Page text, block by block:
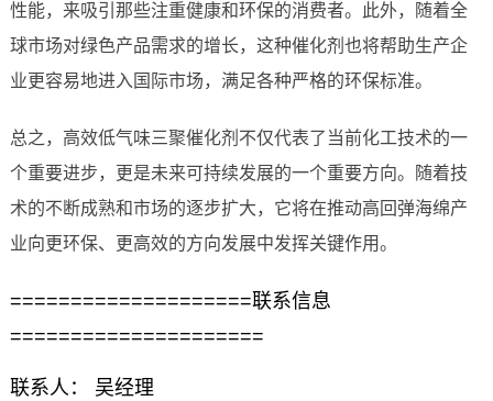
性能，来吸引那些注重健康和环保的消费者。此外，随着全
球市场对绿色产品需求的增长，这种催化剂也将帮助生产企
业更容易地进入国际市场，满足各种严格的环保标准。
总之，高效低气味三聚催化剂不仅代表了当前化工技术的一
个重要进步，更是未来可持续发展的一个重要方向。随着技
术的不断成熟和市场的逐步扩大，它将在推动高回弹海绵产
业向更环保、更高效的方向发展中发挥关键作用。
====================联系信息
=====================
联系人： 吴经理